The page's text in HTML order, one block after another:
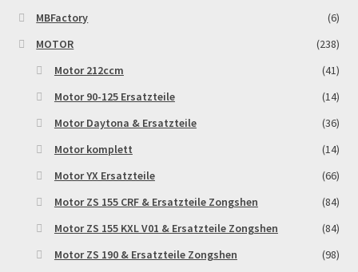
MBFactory
(6)
MOTOR
(238)
Motor 212ccm
(41)
Motor 90-125 Ersatzteile
(14)
Motor Daytona & Ersatzteile
(36)
Motor komplett
(14)
Motor YX Ersatzteile
(66)
Motor ZS 155 CRF & Ersatzteile Zongshen
(84)
Motor ZS 155 KXL V01 & Ersatzteile Zongshen
(84)
Motor ZS 190 & Ersatzteile Zongshen
(98)